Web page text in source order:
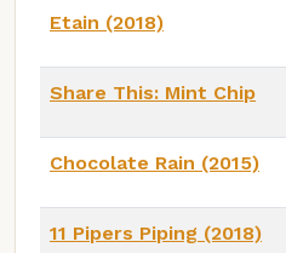
Etain (2018)
Share This: Mint Chip
Chocolate Rain (2015)
11 Pipers Piping (2018)